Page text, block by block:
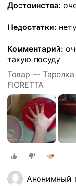
Достоинства:
Недостатки: нету
Комментарий:
такую посуду
Товар — Тарелка
FIORETTA
Анонимный